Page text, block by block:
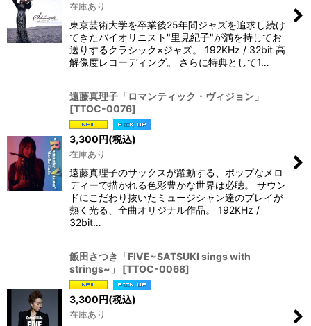
在庫あり
東京芸術大学を卒業後25年間ジャズを追求し続け
てきたバイオリニスト"里見紀子"が満を持してお
送りするクラシック×ジャズ。 192KHz / 32bit 高
解像度レコーディング。 さらに特典として1…
遠藤真理子「ロマンティック・ヴィジョン」
[TTOC-0076]
3,300円(税込)
在庫あり
遠藤真理子のサックスが躍動する、ポップなメロ
ディーで描かれる色彩豊かな世界は必聴。 サウン
ドにこだわり抜いたミュージシャン達のプレイが
熱く光る、全曲オリジナル作品。 192KHz /
32bit…
飯田さつき「FIVE~SATSUKI sings with
strings~」
[TTOC-0068]
3,300円(税込)
在庫あり